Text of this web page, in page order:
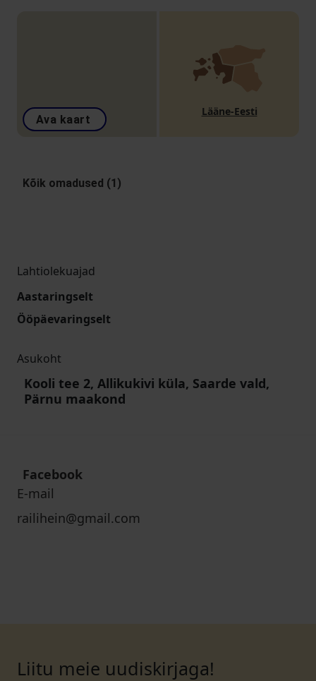
Ava kaart
Lääne-Eesti
Kõik omadused (1)
Lahtiolekuajad
Aastaringselt
Ööpäevaringselt
Asukoht
Kooli tee 2, Allikukivi küla, Saarde vald,
Pärnu maakond
Facebook
E-mail
railihein@gmail.com
Liitu meie uudiskirjaga!